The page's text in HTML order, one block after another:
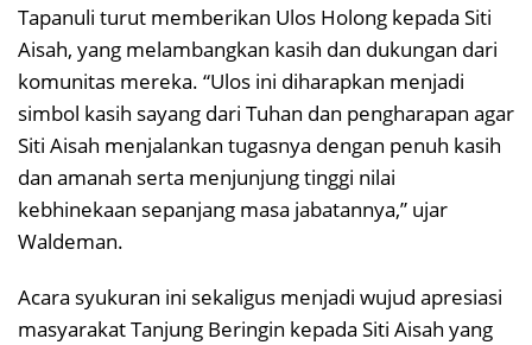
Tapanuli turut memberikan Ulos Holong kepada Siti
Aisah, yang melambangkan kasih dan dukungan dari
komunitas mereka. “Ulos ini diharapkan menjadi
simbol kasih sayang dari Tuhan dan pengharapan agar
Siti Aisah menjalankan tugasnya dengan penuh kasih
dan amanah serta menjunjung tinggi nilai
kebhinekaan sepanjang masa jabatannya,” ujar
Waldeman.
Acara syukuran ini sekaligus menjadi wujud apresiasi
masyarakat Tanjung Beringin kepada Siti Aisah yang